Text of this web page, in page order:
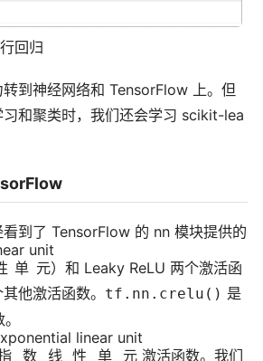
回归
到神经网络和 TensorFlow 上。但
和聚类时，我们还会学习 scikit-lea
到了 TensorFlow 的 nn 模块提供的
单元
unit
）和 Leaky ReLU 两个激活函
他激活函数。 tf.nn.crelu() 是
数线性单元
linear unit
激活函数。我们